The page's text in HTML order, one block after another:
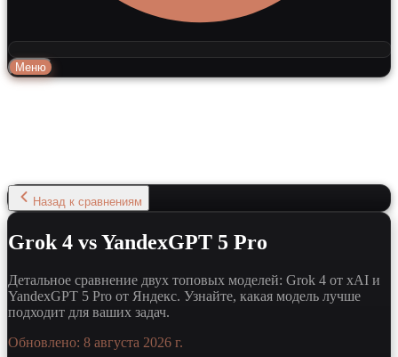
Меню
Назад к сравнениям
Grok 4 vs YandexGPT 5 Pro
Детальное сравнение двух топовых моделей: Grok 4 от xAI и
YandexGPT 5 Pro от Яндекс. Узнайте, какая модель лучше
подходит для ваших задач.
Обновлено: 8 августа 2026 г.